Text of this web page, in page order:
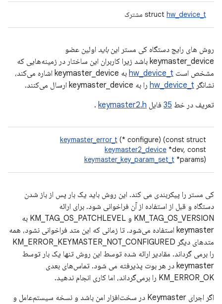
struct hw_device_t مشترک
روش های رایج دستگاه کی مستر اینباید اولین عضو
keymaster_device باشد زیرا کاربران این ساختار در زمینه‌هایی که
مشخص است hw_device_t
به keymaster_device اشاره می‌کند،
نشانگر hw_device_t را به keymaster_device ارسال می‌کنند.
تعریف در خط 35 فایل keymaster2.h
.
keymaster_error_t (* configure) (const struct
keymaster2_device *dev, const
keymaster_key_param_set_t *params)
کی مستر را پیکربندی می کند. این روش باید یک بار پس از باز شدن
دستگاه و قبل از استفاده از آن فراخوانی شود. برای ارائه
KM_TAG_OS_VERSION و KM_TAG_OS_PATCHLEVEL به
keymaster استفاده می‌شود. تا زمانی که این متد فراخوانی نشود، همه
متدهای دیگر KM_ERROR_KEYMASTER_NOT_CONFIGURED
را برمی گرداند. مقادیر ارائه شده توسط این روش تنها یک بار توسط
keymaster در هر بوت پذیرفته می شود. تماس‌های بعدی
KM_ERROR_OK را برمی‌گرداند، اما کاری انجام ندهید.
اگر اجرای Keymaster در سخت‌افزار امن باشد و نسخه سیستم‌عامل و